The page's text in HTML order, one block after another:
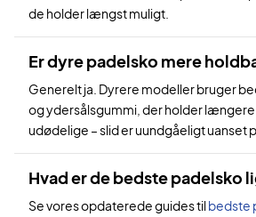
de holder længst muligt.
Er dyre padelsko mere
Generelt ja. Dyrere modeller bruger
og ydersålsgummi, der holder
udødelige – slid er uundgåeligt uanset
Hvad er de bedste padelsko
Se vores opdaterede guides tilbedste